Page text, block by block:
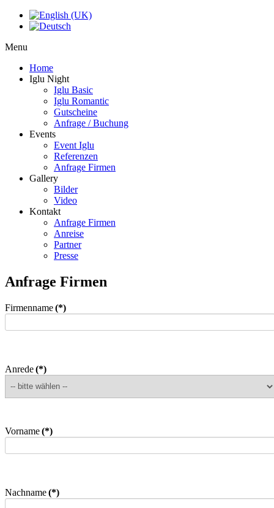
Menu
Home
Iglu Night
Iglu Basic
Iglu Romantic
Gutscheine
Anfrage / Buchung
Events
Event Iglu
Referenzen
Anfrage Firmen
Gallery
Bilder
Video
Kontakt
Anfrage Firmen
Anreise
Partner
Presse
Anfrage Firmen
Firmenname(*)
Anrede(*)
Vorname(*)
Nachname(*)